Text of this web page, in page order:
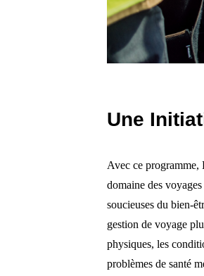
Une
Avec ce programme,
domaine des
soucieuses du bien-
gestion de voyage
physiques, les
problèmes de santé